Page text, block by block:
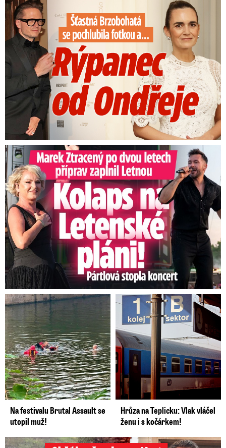
Šťastná Brzobohatá se pochlubila fotkou: Rýpanec od Ondřeje
Marek Ztracený na Letné: Pártlová stopla koncert
Na festivalu Brutal Assault se
utopil muž!
Hrůza na Teplicku: Vlak vláčel
ženu i s kočárkem!